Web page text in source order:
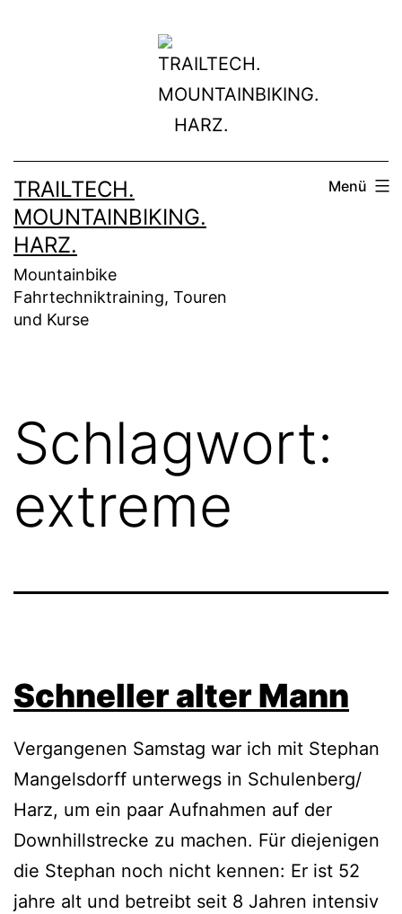
TRAILTECH.
MOUNTAINBIKING.
HARZ.
Mountainbike
Fahrtechniktraining, Touren
und Kurse
Menü
Schlagwort:
extreme
Schneller alter Mann
Vergangenen Samstag war ich mit Stephan
Mangelsdorff unterwegs in Schulenberg/
Harz, um ein paar Aufnahmen auf der
Downhillstrecke zu machen. Für diejenigen
die Stephan noch nicht kennen: Er ist 52
jahre alt und betreibt seit 8 Jahren intensiv